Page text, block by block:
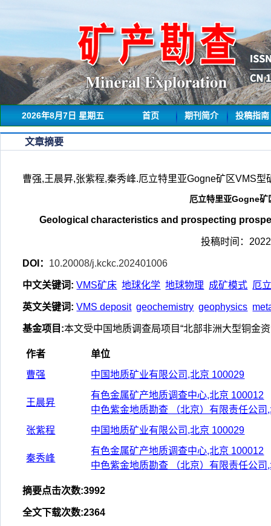
2026年8月7日 星期五 首页 期刊简介 投稿指南
文章摘要
曹强,王晨昇,张紫程,秦秀峰.厄立特里亚Gogne矿区VMS
厄立特里亚Gogne矿
Geological characteristics and prospecting
投稿时间：
DOI： 10.20008/j.kckc.202401006
中文关键词: VMS矿床 地球化学 地球物理 成矿模式 厄
英文关键词: VMS deposit geochemistry geophysics
基金项目 :本文受中国地质调查局项目“北部非洲大型铜金
作者
单位
曹强
中国地质矿业有限公司,北京 100029
王晨昇
有色金属矿产地质调查中心,北京 100012
中色紫金地质勘查 （北京）有限责任公司
张紫程
中国地质矿业有限公司,北京 100029
秦秀峰
有色金属矿产地质调查中心,北京 100012
中色紫金地质勘查 （北京）有限责任公司
摘要点击次数:3992
全文下载次数:2364